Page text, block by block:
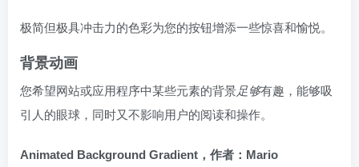
极简但极具冲击力的色彩为您的按钮增添一些惊喜和愉悦。
背景动画
您希望网站或应用程序中某些元素的背景足够有趣，能够吸
引人的眼球，同时又不影响用户的阅读和操作。
Animated Background Gradient，作者：Mario